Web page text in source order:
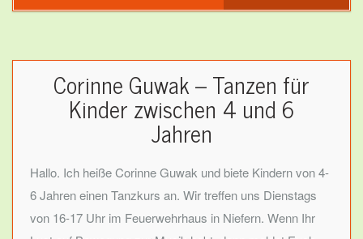
Corinne Guwak – Tanzen für
Kinder zwischen 4 und 6
Jahren
Hallo. Ich heiße Corinne Guwak und biete Kindern von 4-
6 Jahren einen Tanzkurs an. Wir treffen uns Dienstags
von 16-17 Uhr im Feuerwehrhaus in Niefern. Wenn Ihr